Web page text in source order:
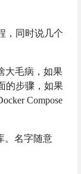
，同时说几个
大毛病，如果
的步骤，如果
Compose
。名字随意